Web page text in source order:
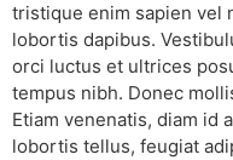
tristique enim sapien vel
lobortis dapibus.
orci luctus et ultrices
tempus nibh. Donec
Etiam venenatis, diam id
lobortis tellus, feugiat